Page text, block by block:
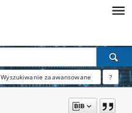
Wyszukiwanie zaawansowane ?